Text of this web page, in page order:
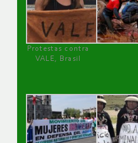
Protestas contra
VALE, Brasil